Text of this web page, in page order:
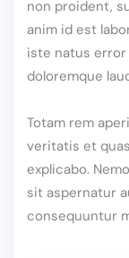
non proident,
anim id est
iste natus
doloremque
Totam rem
veritatis et
explicabo.
sit aspernatur
consequuntur